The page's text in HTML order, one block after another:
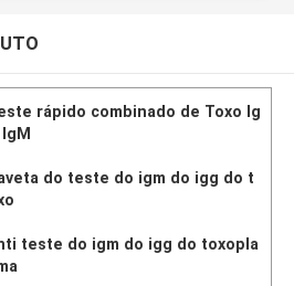
rápido combinado de Toxo Ig
IgM
do teste do igm do igg do t
teste do igm do igg do toxopla